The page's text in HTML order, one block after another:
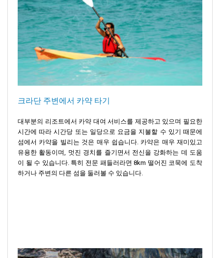
크라단 주변에서 카약 타기
대부분의 리조트에서 카약 대여 서비스를 제공하고 있으며 필요한
시간에 따라 시간당 또는 일당으로 요금을 지불할 수 있기 때문에
섬에서 카약을 빌리는 것은 매우 쉽습니다. 카약은 매우 재미있고
유용한 활동이며, 멋진 경치를 즐기면서 전신을 강화하는 데 도움
이 될 수 있습니다. 특히 전문 패들러라면 8km 떨어진 코묵에 도착
하거나 주변의 다른 섬을 둘러볼 수 있습니다.